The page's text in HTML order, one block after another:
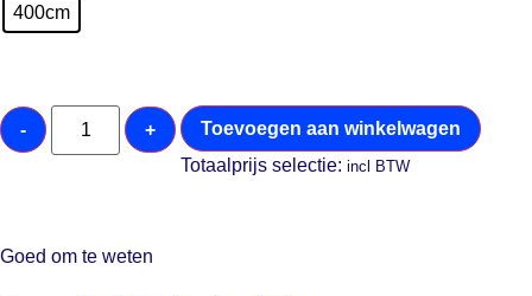
400cm
- +
Toevoegen aan winkelwagen
Totaalprijs selectie:incl BTW
Goed om te weten